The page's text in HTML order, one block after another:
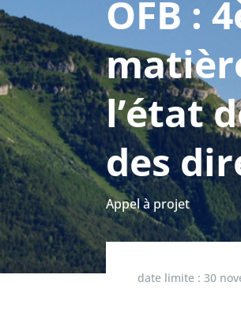
OFB :
l’état
des
Appel à projet
date limite : 30